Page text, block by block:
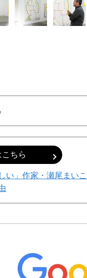
ちら
い」作家・瀬尾まい